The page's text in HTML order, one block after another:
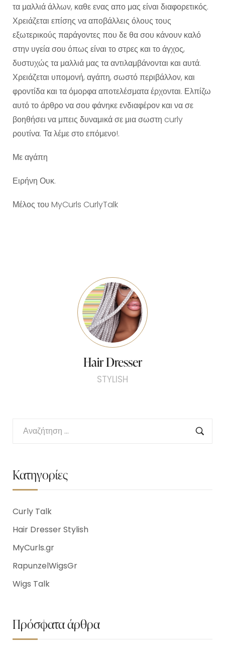
τα μαλλιά άλλων, καθε ενας απο μας είναι διαφορετικός.
Χρειάζεται επίσης να αποβάλλεις όλους τους
εξωτερικούς παράγοντες που δε θα σου κάνουν καλό
στην υγεία σου όπως είναι το στρες και το άγχος,
δυστυχώς τα μαλλιά μας τα αντιλαμβάνονται και αυτά.
Χρειάζεται υπομονή, αγάπη, σωστό περιβάλλον, και
φροντίδα και τα όμορφα αποτελέσματα έρχονται. Ελπίζω
αυτό το άρθρο να σου φάνηκε ενδιαφέρον και να σε
βοηθήσει να μπεις δυναμικά σε μια σωστη curly
ρουτίνα. Τα λέμε στο επόμενο!.
Με αγάπη
Ειρήνη Ουκ.
Μέλος του MyCurls CurlyTalk
Hair Dresser
STYLISH
Κατηγορίες
Curly Talk
Hair Dresser Stylish
MyCurls.gr
RapunzelWigsGr
Wigs Talk
Πρόσφατα άρθρα